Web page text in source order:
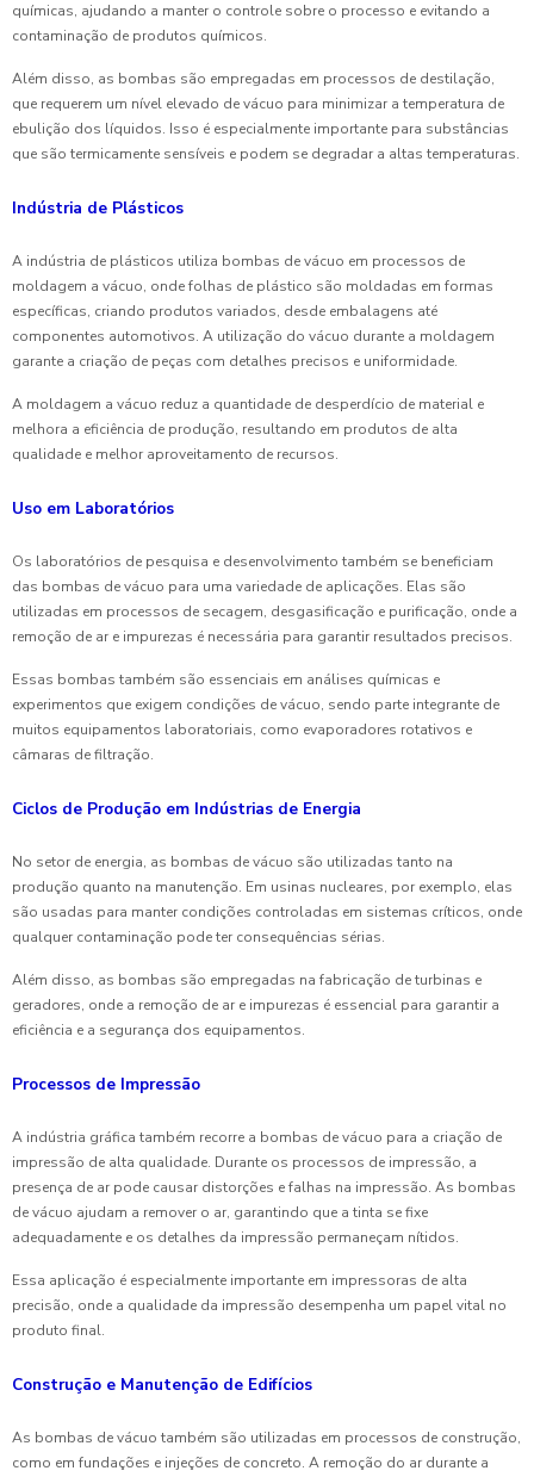
químicas, ajudando a manter o controle sobre o processo e evitando a
contaminação de produtos químicos.
Além disso, as bombas são empregadas em processos de destilação,
que requerem um nível elevado de vácuo para minimizar a temperatura de
ebulição dos líquidos. Isso é especialmente importante para substâncias
que são termicamente sensíveis e podem se degradar a altas temperaturas.
Indústria de Plásticos
A indústria de plásticos utiliza bombas de vácuo em processos de
moldagem a vácuo, onde folhas de plástico são moldadas em formas
específicas, criando produtos variados, desde embalagens até
componentes automotivos. A utilização do vácuo durante a moldagem
garante a criação de peças com detalhes precisos e uniformidade.
A moldagem a vácuo reduz a quantidade de desperdício de material e
melhora a eficiência de produção, resultando em produtos de alta
qualidade e melhor aproveitamento de recursos.
Uso em Laboratórios
Os laboratórios de pesquisa e desenvolvimento também se beneficiam
das bombas de vácuo para uma variedade de aplicações. Elas são
utilizadas em processos de secagem, desgasificação e purificação, onde a
remoção de ar e impurezas é necessária para garantir resultados precisos.
Essas bombas também são essenciais em análises químicas e
experimentos que exigem condições de vácuo, sendo parte integrante de
muitos equipamentos laboratoriais, como evaporadores rotativos e
câmaras de filtração.
Ciclos de Produção em Indústrias de Energia
No setor de energia, as bombas de vácuo são utilizadas tanto na
produção quanto na manutenção. Em usinas nucleares, por exemplo, elas
são usadas para manter condições controladas em sistemas críticos, onde
qualquer contaminação pode ter consequências sérias.
Além disso, as bombas são empregadas na fabricação de turbinas e
geradores, onde a remoção de ar e impurezas é essencial para garantir a
eficiência e a segurança dos equipamentos.
Processos de Impressão
A indústria gráfica também recorre a bombas de vácuo para a criação de
impressão de alta qualidade. Durante os processos de impressão, a
presença de ar pode causar distorções e falhas na impressão. As bombas
de vácuo ajudam a remover o ar, garantindo que a tinta se fixe
adequadamente e os detalhes da impressão permaneçam nítidos.
Essa aplicação é especialmente importante em impressoras de alta
precisão, onde a qualidade da impressão desempenha um papel vital no
produto final.
Construção e Manutenção de Edifícios
As bombas de vácuo também são utilizadas em processos de construção,
como em fundações e injeções de concreto. A remoção do ar durante a